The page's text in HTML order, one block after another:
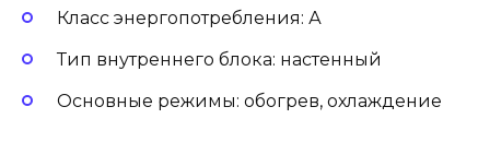
Класс энергопотребления: А
Тип внутреннего блока: настенный
Основные режимы: обогрев, охлаждение